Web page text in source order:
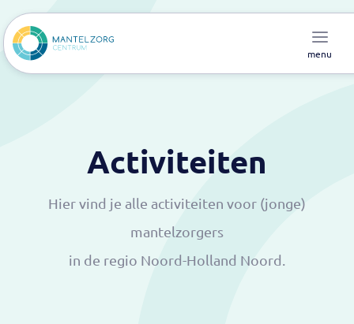
menu
Activiteiten
Hier vind je alle activiteiten voor (jonge)
mantelzorgers
in de regio Noord-Holland Noord.